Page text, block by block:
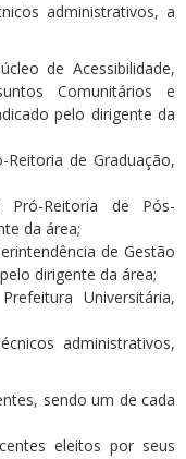
administrativos, a
de Acessibilidade,
Comunitários e
pelo dirigente da
de Graduação,
Reitoria de Pós-
da área;
de Gestão
dirigente da área;
Universitária,
administrativos,
sendo um de cada
eleitos por seus